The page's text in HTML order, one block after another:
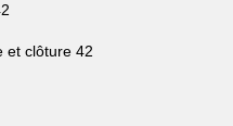
et clôture 42